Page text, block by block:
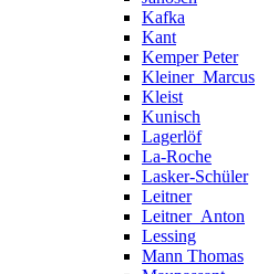
Kafka
Kant
Kemper Peter
Kleiner_Marcus
Kleist
Kunisch
Lagerlöf
La-Roche
Lasker-Schüler
Leitner
Leitner_Anton
Lessing
Mann Thomas